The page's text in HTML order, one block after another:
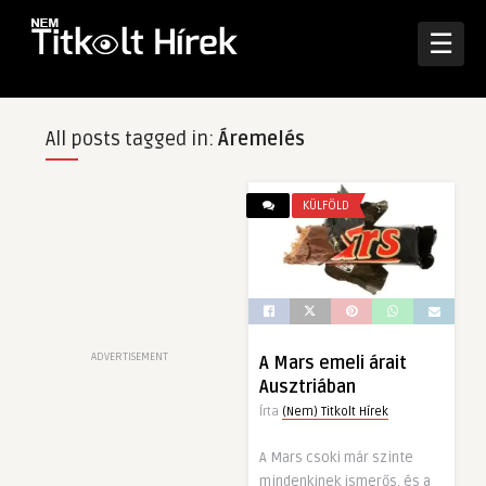
☰
All posts tagged in: Áremelés
ADVERTISEMENT
KÜLFÖLD
A Mars emeli árait
Ausztriában
Írta (Nem) Titkolt Hírek
A Mars csoki már szinte
mindenkinek ismerős, és a